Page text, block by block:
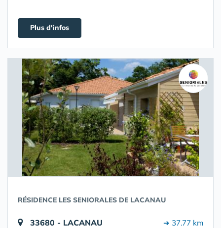
Plus d'infos
RÉSIDENCE LES SENIORALES DE LACANAU
33680 - LACANAU ➔ 37.77 km